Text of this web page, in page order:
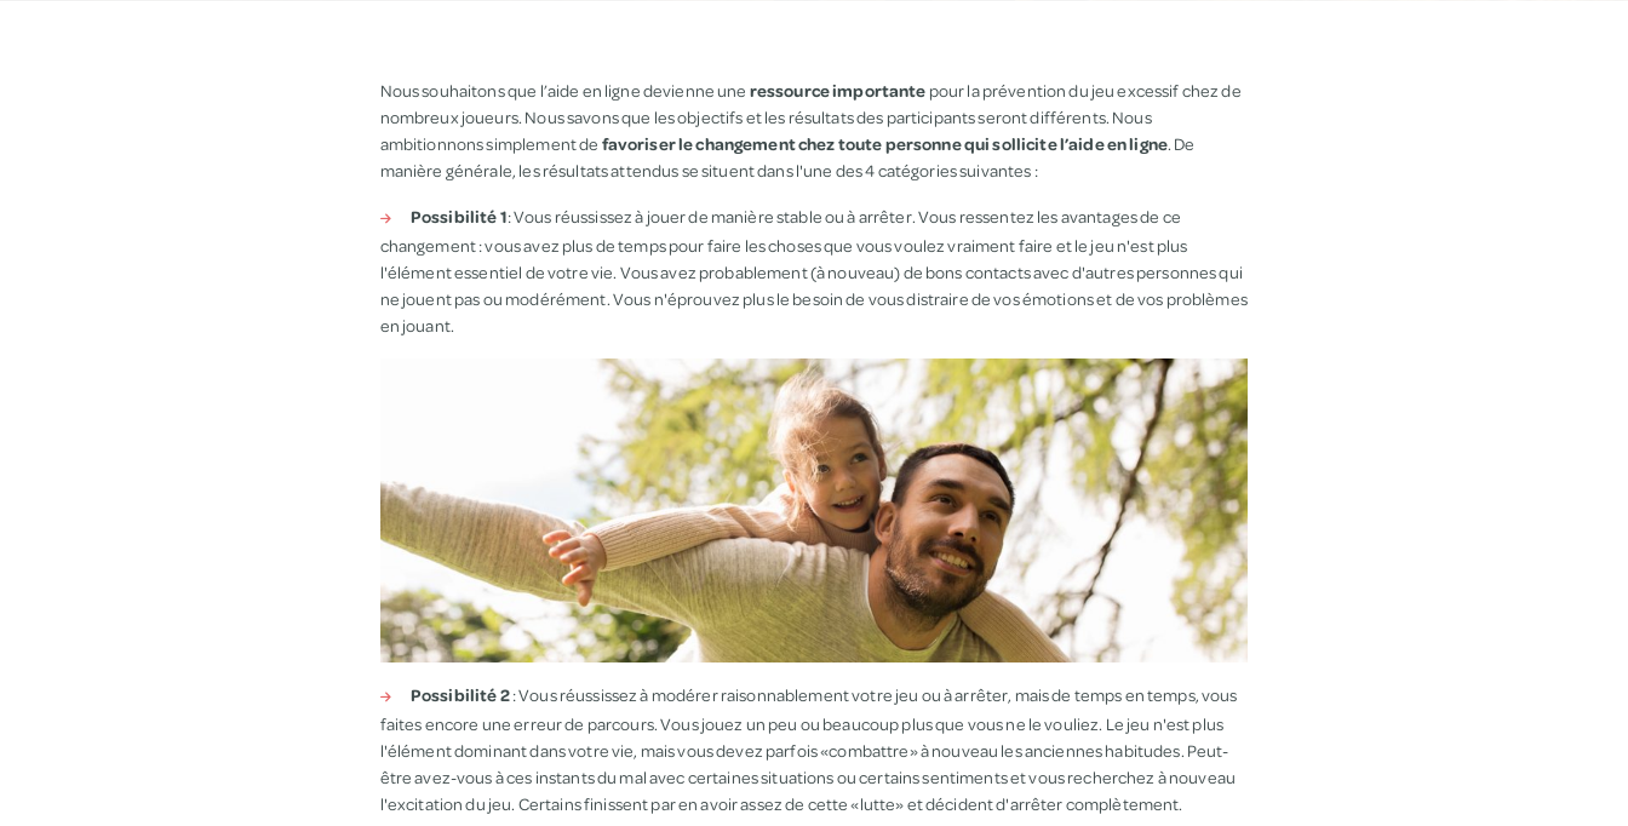
Nous souhaitons que l’aide en ligne devienne une ressource importante pour la prévention du jeu excessif chez de
nombreux joueurs. Nous savons que les objectifs et les résultats des participants seront différents. Nous
ambitionnons simplement de favoriser le changement chez toute personne qui sollicite l’aide en ligne. De
manière générale, les résultats attendus se situent dans l'une des 4 catégories suivantes :
Possibilité 1: Vous réussissez à jouer de manière stable ou à arrêter. Vous ressentez les avantages de ce
changement : vous avez plus de temps pour faire les choses que vous voulez vraiment faire et le jeu n'est plus
l'élément essentiel de votre vie. Vous avez probablement (à nouveau) de bons contacts avec d'autres personnes qui
ne jouent pas ou modérément. Vous n'éprouvez plus le besoin de vous distraire de vos émotions et de vos problèmes
en jouant.
Possibilité 2: Vous réussissez à modérer raisonnablement votre jeu ou à arrêter, mais de temps en temps, vous
faites encore une erreur de parcours. Vous jouez un peu ou beaucoup plus que vous ne le vouliez. Le jeu n'est plus
l'élément dominant dans votre vie, mais vous devez parfois «combattre» à nouveau les anciennes habitudes. Peut-
être avez-vous à ces instants du mal avec certaines situations ou certains sentiments et vous recherchez à nouveau
l'excitation du jeu. Certains finissent par en avoir assez de cette «lutte» et décident d'arrêter complètement.